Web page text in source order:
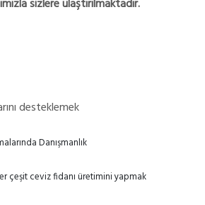
sizlere ulaştırılmaktadır.
desteklemek
Danışmanlık
çeşit ceviz fidanı üretimini yapmak